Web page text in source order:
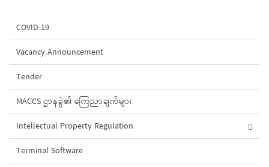
COVID-19
Vacancy Announcement
Tender
MACCS ဌာနခွဲ၏ ကြေညာချက်များ
Intellectual Property Regulation
Terminal Software